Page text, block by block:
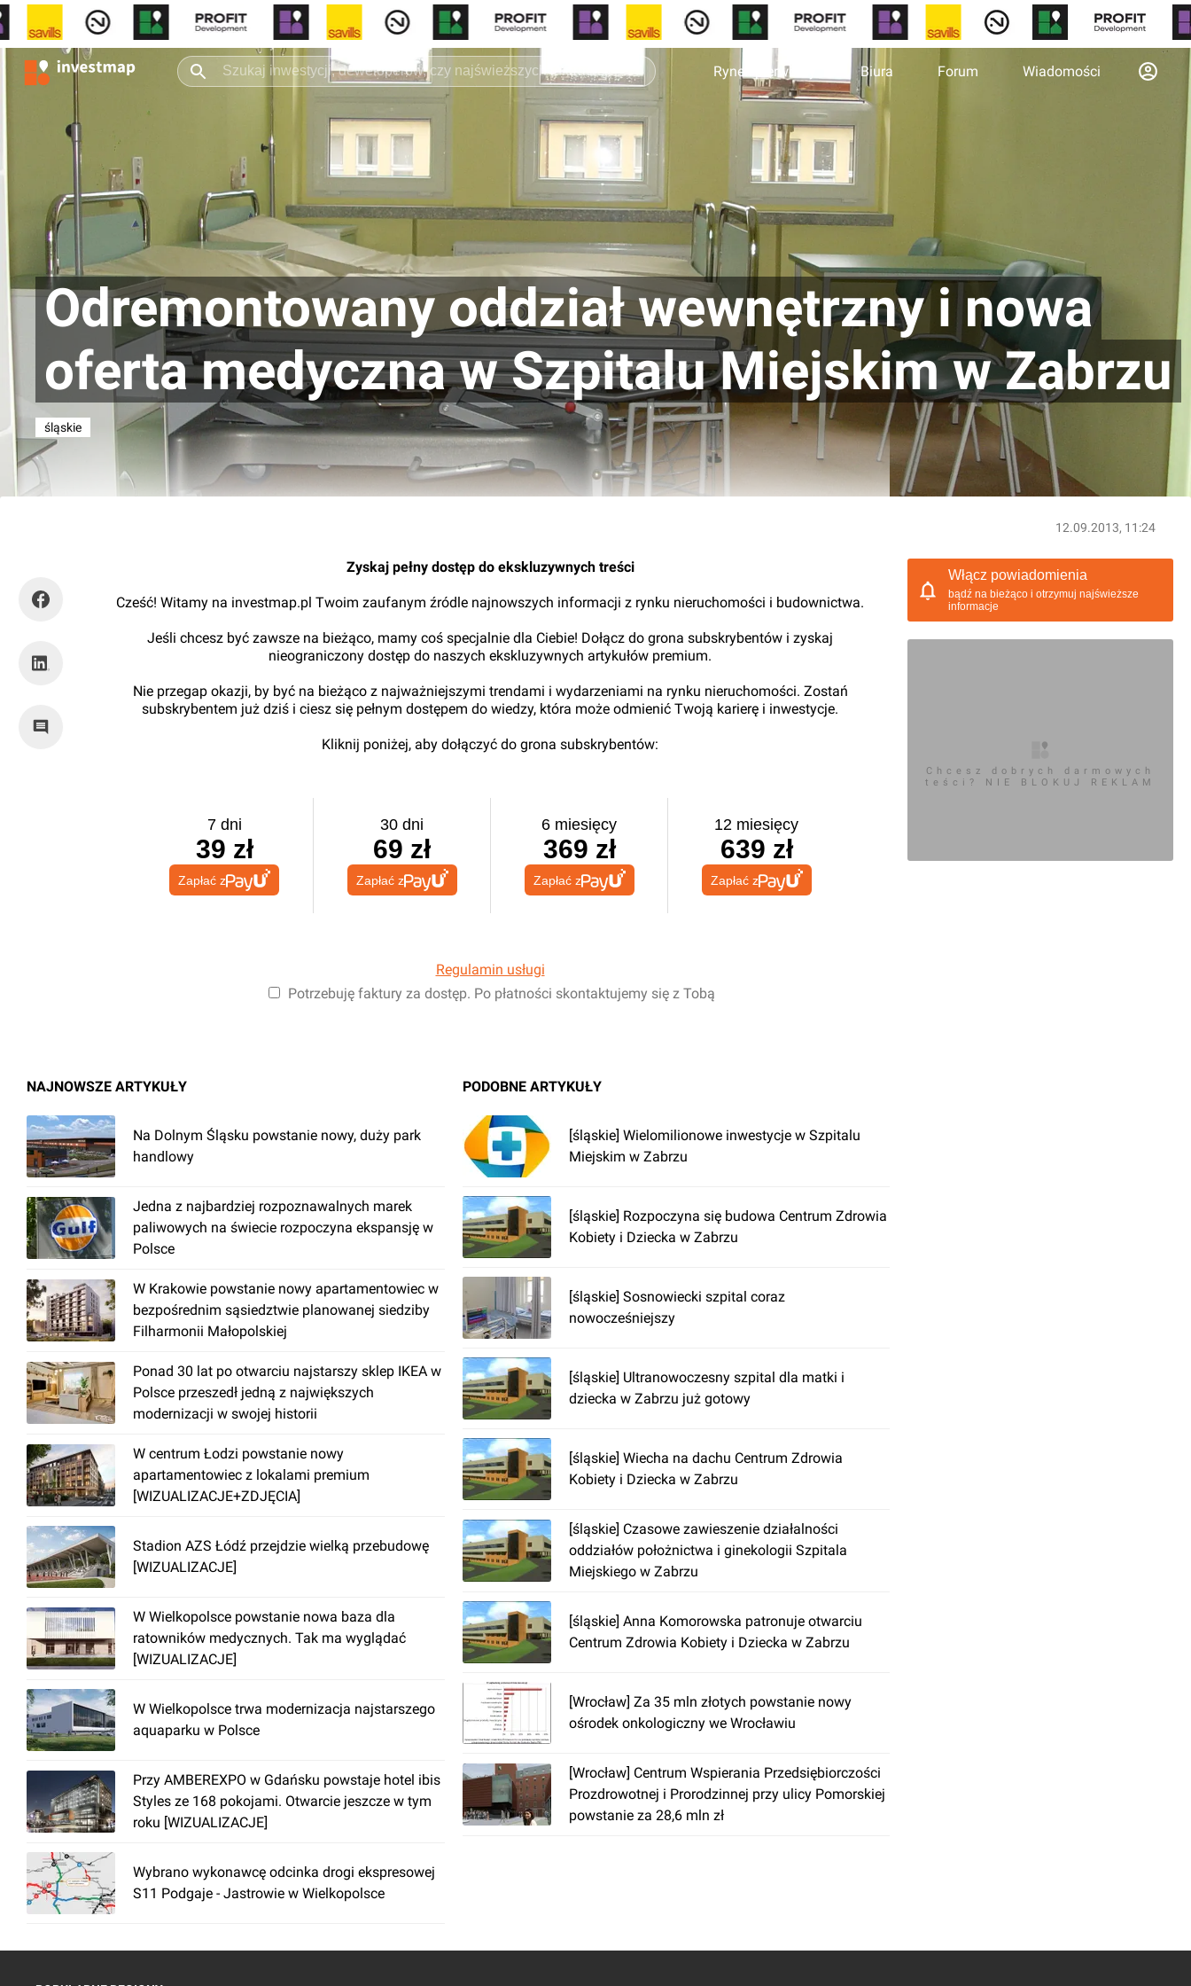
Rynek pierwotny Biura Forum Wiadomości
Odremontowany oddział wewnętrzny i nowa
oferta medyczna w Szpitalu Miejskim w Zabrzu
śląskie
12.09.2013, 11:24
Zyskaj pełny dostęp do ekskluzywnych treści
Cześć! Witamy na investmap.pl Twoim zaufanym źródle najnowszych informacji z rynku nieruchomości i budownictwa.
Jeśli chcesz być zawsze na bieżąco, mamy coś specjalnie dla Ciebie! Dołącz do grona subskrybentów i zyskaj
nieograniczony dostęp do naszych ekskluzywnych artykułów premium.
Nie przegap okazji, by być na bieżąco z najważniejszymi trendami i wydarzeniami na rynku nieruchomości. Zostań
subskrybentem już dziś i ciesz się pełnym dostępem do wiedzy, która może odmienić Twoją karierę i inwestycje.
Kliknij poniżej, aby dołączyć do grona subskrybentów:
7 dni
39 zł
Zapłać z
30 dni
69 zł
Zapłać z
6 miesięcy
369 zł
Zapłać z
12 miesięcy
639 zł
Zapłać z
Regulamin usługi
Potrzebuję faktury za dostęp. Po płatności skontaktujemy się z Tobą
NAJNOWSZE ARTYKUŁY
Na Dolnym Śląsku powstanie nowy, duży park
handlowy
Jedna z najbardziej rozpoznawalnych marek
paliwowych na świecie rozpoczyna ekspansję w
Polsce
W Krakowie powstanie nowy apartamentowiec w
bezpośrednim sąsiedztwie planowanej siedziby
Filharmonii Małopolskiej
Ponad 30 lat po otwarciu najstarszy sklep IKEA w
Polsce przeszedł jedną z największych
modernizacji w swojej historii
W centrum Łodzi powstanie nowy
apartamentowiec z lokalami premium
[WIZUALIZACJE+ZDJĘCIA]
Stadion AZS Łódź przejdzie wielką przebudowę
[WIZUALIZACJE]
W Wielkopolsce powstanie nowa baza dla
ratowników medycznych. Tak ma wyglądać
[WIZUALIZACJE]
W Wielkopolsce trwa modernizacja najstarszego
aquaparku w Polsce
Przy AMBEREXPO w Gdańsku powstaje hotel ibis
Styles ze 168 pokojami. Otwarcie jeszcze w tym
roku [WIZUALIZACJE]
Wybrano wykonawcę odcinka drogi ekspresowej
S11 Podgaje - Jastrowie w Wielkopolsce
PODOBNE ARTYKUŁY
[śląskie] Wielomilionowe inwestycje w Szpitalu
Miejskim w Zabrzu
[śląskie] Rozpoczyna się budowa Centrum Zdrowia
Kobiety i Dziecka w Zabrzu
[śląskie] Sosnowiecki szpital coraz
nowocześniejszy
[śląskie] Ultranowoczesny szpital dla matki i
dziecka w Zabrzu już gotowy
[śląskie] Wiecha na dachu Centrum Zdrowia
Kobiety i Dziecka w Zabrzu
[śląskie] Czasowe zawieszenie działalności
oddziałów położnictwa i ginekologii Szpitala
Miejskiego w Zabrzu
[śląskie] Anna Komorowska patronuje otwarciu
Centrum Zdrowia Kobiety i Dziecka w Zabrzu
[Wrocław] Za 35 mln złotych powstanie nowy
ośrodek onkologiczny we Wrocławiu
[Wrocław] Centrum Wspierania Przedsiębiorczości
Prozdrowotnej i Prorodzinnej przy ulicy Pomorskiej
powstanie za 28,6 mln zł
Włącz powiadomienia
bądź na bieżąco i otrzymuj najświeższe
informacje
Chcesz dobrych darmowych
teści? NIE BLOKUJ REKLAM